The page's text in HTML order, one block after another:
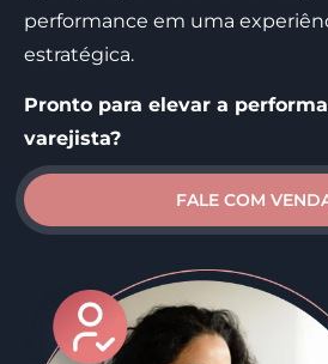
performance em uma
estratégica.
Pronto para elevar a
varejista?
FALE COM